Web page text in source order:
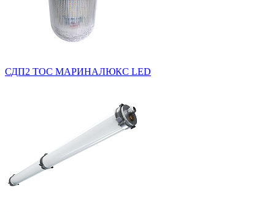
СДП2 ТОС МАРИНАЛЮКС LED